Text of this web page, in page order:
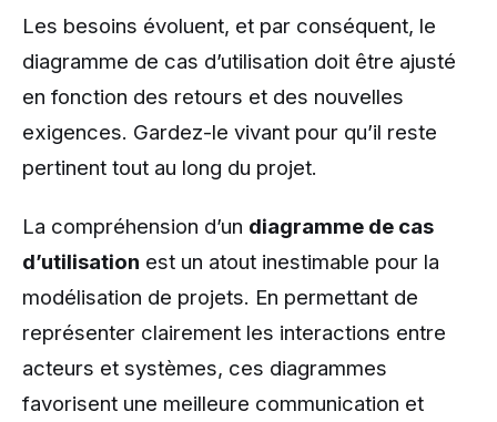
Les besoins évoluent, et par conséquent, le
diagramme de cas d’utilisation doit être ajusté
en fonction des retours et des nouvelles
exigences. Gardez-le vivant pour qu’il reste
pertinent tout au long du projet.
La compréhension d’un diagramme de cas
d’utilisation est un atout inestimable pour la
modélisation de projets. En permettant de
représenter clairement les interactions entre
acteurs et systèmes, ces diagrammes
favorisent une meilleure communication et